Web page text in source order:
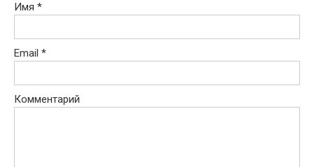
Имя *
Email *
Комментарий